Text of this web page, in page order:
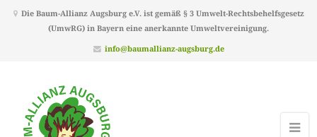
Die Baum-Allianz Augsburg e.V. ist gemäß § 3 Umwelt-Rechtsbehelfsgesetz
(UmwRG) in Bayern eine anerkannte Umweltvereinigung.
info@baumallianz-augsburg.de